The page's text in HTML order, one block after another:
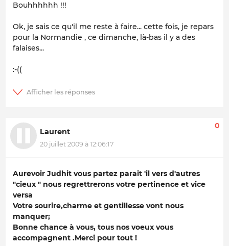
Bouhhhhhh !!!
Ok, je sais ce qu'il me reste à faire... cette fois, je repars
pour la Normandie , ce dimanche, là-bas il y a des
falaises...
:-((
Laurent
20 juillet 2009 à 12:06:17
0
Aurevoir Judhit vous partez parait 'il vers d'autres
"cieux " nous regrettrerons votre pertinence et vice
versa
Votre sourire,charme et gentillesse vont nous
manquer;
Bonne chance à vous, tous nos voeux vous
accompagnent .Merci pour tout !